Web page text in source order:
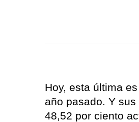
Hoy, esta última
año pasado. Y
48,52 por ciento